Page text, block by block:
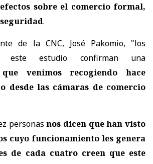
sobre el comercio formal,
.
de la CNC, José Pakomio, "los
este estudio confirman una
venimos recogiendo hace
desde las cámaras de comercio
personasnos dicen que han visto
cuyo funcionamiento les genera
de cada cuatro creen que este